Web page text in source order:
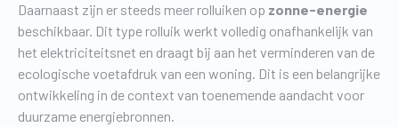
Daarnaast zijn er steeds meer rolluiken op zonne-energie
beschikbaar. Dit type rolluik werkt volledig onafhankelijk van
het elektriciteitsnet en draagt bij aan het verminderen van de
ecologische voetafdruk van een woning. Dit is een belangrijke
ontwikkeling in de context van toenemende aandacht voor
duurzame energiebronnen.